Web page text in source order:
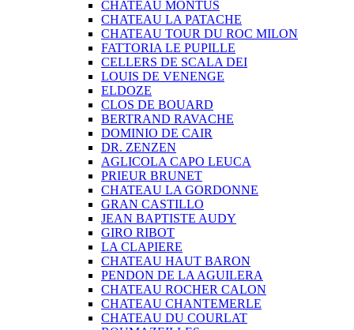
CHATEAU MONTUS
CHATEAU LA PATACHE
CHATEAU TOUR DU ROC MILON
FATTORIA LE PUPILLE
CELLERS DE SCALA DEI
LOUIS DE VENENGE
ELDOZE
CLOS DE BOUARD
BERTRAND RAVACHE
DOMINIO DE CAIR
DR. ZENZEN
AGLICOLA CAPO LEUCA
PRIEUR BRUNET
CHATEAU LA GORDONNE
GRAN CASTILLO
JEAN BAPTISTE AUDY
GIRO RIBOT
LA CLAPIERE
CHATEAU HAUT BARON
PENDON DE LA AGUILERA
CHATEAU ROCHER CALON
CHATEAU CHANTEMERLE
CHATEAU DU COURLAT